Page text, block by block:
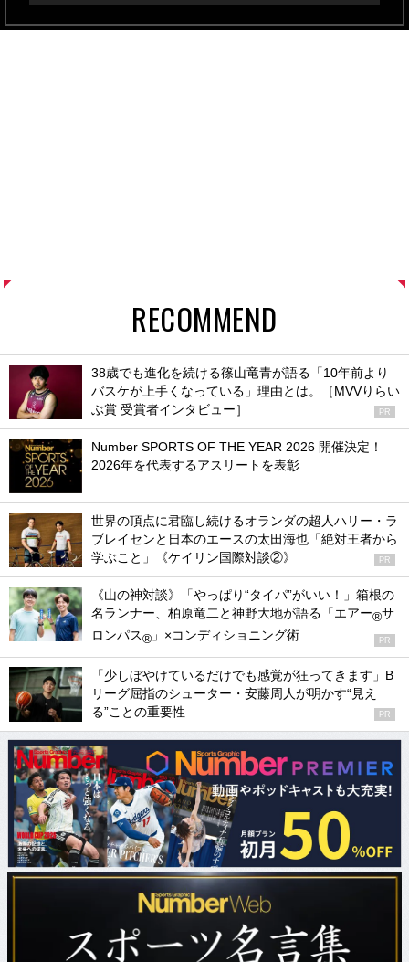
RECOMMEND
38歳でも進化を続ける篠山竜青が語る「10年前より
バスケが上手くなっている」理由とは。［MVVりらい
ぶ賞 受賞者インタビュー］
PR
Number SPORTS OF THE YEAR 2026 開催決定！
2026年を代表するアスリートを表彰
世界の頂点に君臨し続けるオランダの超人ハリー・ラ
ブレイセンと日本のエースの太田海也「絶対王者から
学ぶこと」《ケイリン国際対談②》
PR
《山の神対談》「やっぱり“タイパ”がいい！」箱根の
名ランナー、柏原竜二と神野大地が語る「エアー®サ
ロンパス® 」×コンディショニング術 PR
「少しぼやけているだけでも感覚が狂ってきます」B
リーグ屈指のシューター・安藤周人が明かす“見え
る”ことの重要性
PR